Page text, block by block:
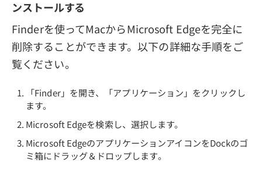
ンストールする
Finderを使ってMacからMicrosoft Edgeを完全に
削除することができます。以下の詳細な手順をご
覧ください。
「Finder」を開き、「アプリケーション」をクリックし
ます。
Microsoft Edgeを検索し、選択します。
Microsoft EdgeのアプリケーションアイコンをDockのゴ
ミ箱にドラッグ＆ドロップします。